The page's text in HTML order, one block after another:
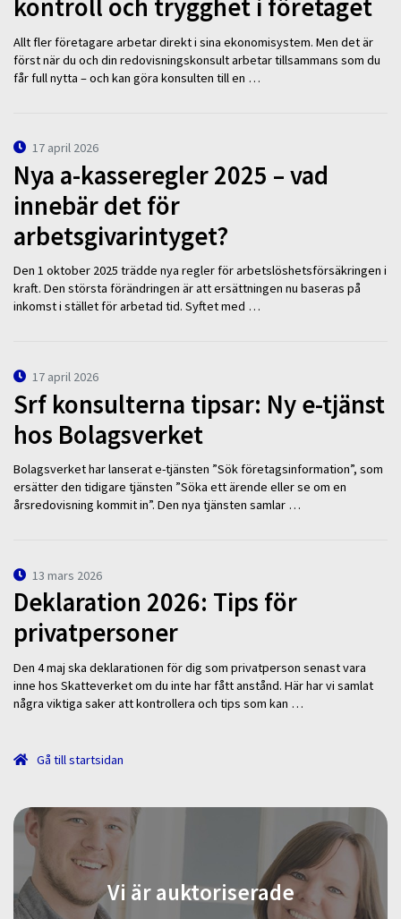
kontroll och trygghet i företaget
Allt fler företagare arbetar direkt i sina ekonomisystem. Men det är
först när du och din redovisningskonsult arbetar tillsammans som du
får full nytta – och kan göra konsulten till en …
17 april 2026
Nya a-kasseregler 2025 – vad
innebär det för
arbetsgivarintyget?
Den 1 oktober 2025 trädde nya regler för arbetslöshetsförsäkringen i
kraft. Den största förändringen är att ersättningen nu baseras på
inkomst i stället för arbetad tid. Syftet med …
17 april 2026
Srf konsulterna tipsar: Ny e-tjänst
hos Bolagsverket
Bolagsverket har lanserat e-tjänsten ”Sök företagsinformation”, som
ersätter den tidigare tjänsten ”Söka ett ärende eller se om en
årsredovisning kommit in”. Den nya tjänsten samlar …
13 mars 2026
Deklaration 2026: Tips för
privatpersoner
Den 4 maj ska deklarationen för dig som privatperson senast vara
inne hos Skatteverket om du inte har fått anstånd. Här har vi samlat
några viktiga saker att kontrollera och tips som kan …
Gå till startsidan
Vi är auktoriserade